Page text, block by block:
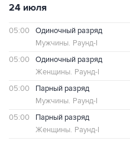
24 июля
05:00
Одиночный разряд
Мужчины. Раунд-I
05:00
Одиночный разряд
Женщины. Раунд-I
05:00
Парный разряд
Мужчины. Раунд-I
05:00
Парный разряд
Женщины. Раунд-I